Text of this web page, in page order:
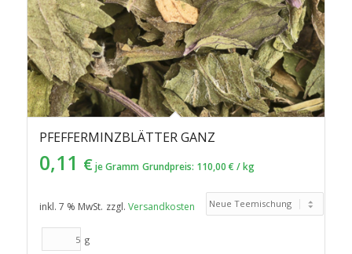
PFEFFERMINZBLÄTTER GANZ
0,11 € je Gramm Grundpreis: 110,00 € /kg
inkl. 7 % MwSt. zzgl. Versandkosten
g